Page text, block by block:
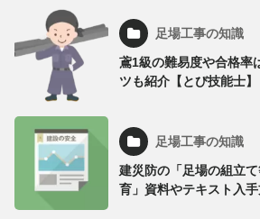
足場工事の知識
鳶1級の難易度や合格率
ツも紹介【とび技能士】
足場工事の知識
建災防の「足場の組立
育」資料やテキスト入手